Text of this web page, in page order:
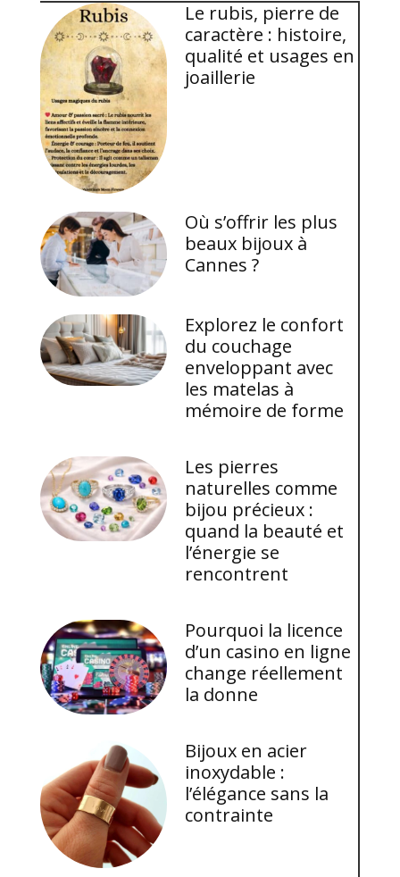
Le rubis, pierre de
caractère : histoire,
qualité et usages en
joaillerie
Où s’offrir les plus
beaux bijoux à
Cannes ?
Explorez le confort
du couchage
enveloppant avec
les matelas à
mémoire de forme
Les pierres
naturelles comme
bijou précieux :
quand la beauté et
l’énergie se
rencontrent
Pourquoi la licence
d’un casino en ligne
change réellement
la donne
Bijoux en acier
inoxydable :
l’élégance sans la
contrainte